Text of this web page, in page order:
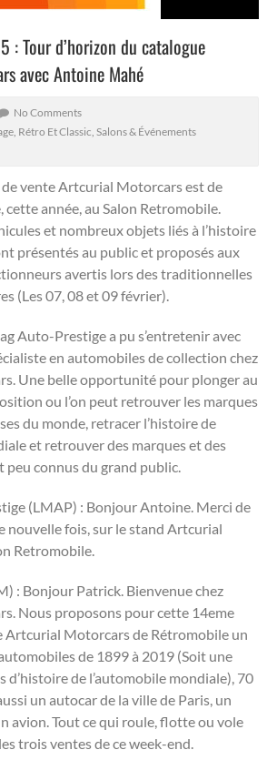
: Tour d’horizon du catalogue
avec Antoine Mahé
No Comments
, Rétro Et Classic, Salons & Événements
de vente Artcurial Motorcars est de
cette année, au Salon Retromobile.
et nombreux objets liés à l’histoire
présentés au public et proposés aux
avertis lors des traditionnelles
(Les 07, 08 et 09 février).
Auto-Prestige a pu s’entretenir avec
en automobiles de collection chez
Une belle opportunité pour plonger au
ou l’on peut retrouver les marques
du monde, retracer l’histoire de
et retrouver des marques et des
peu connus du grand public.
(LMAP) : Bonjour Antoine. Merci de
nouvelle fois, sur le stand Artcurial
Retromobile.
: Bonjour Patrick. Bienvenue chez
Nous proposons pour cette 14eme
Artcurial Motorcars de Rétromobile un
de 1899 à 2019 (Soit une
d’histoire de l’automobile mondiale), 70
un autocar de la ville de Paris, un
avion. Tout ce qui roule, flotte ou vole
trois ventes de ce week-end.